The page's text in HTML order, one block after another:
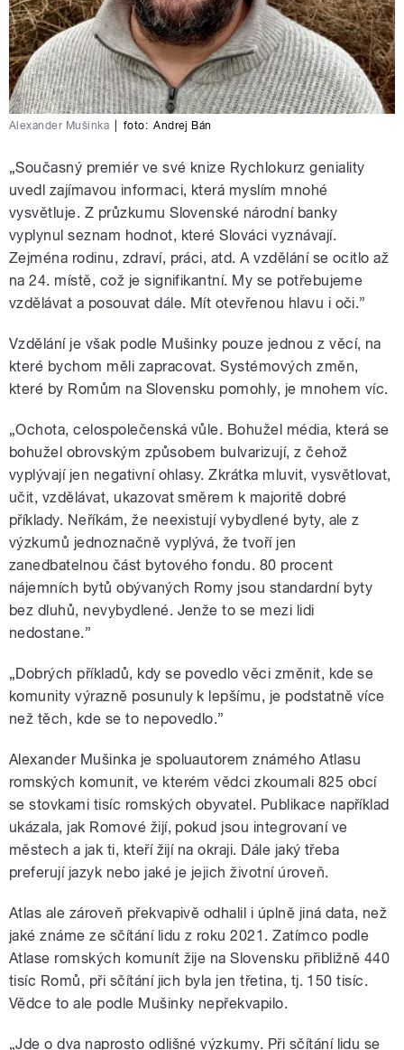
Alexander Mušinka foto: Andrej Bán
„Současný premiér ve své knize Rychlokurz geniality
uvedl zajímavou informaci, která myslím mnohé
vysvětluje. Z průzkumu Slovenské národní banky
vyplynul seznam hodnot, které Slováci vyznávají.
Zejména rodinu, zdraví, práci, atd. A vzdělání se ocitlo až
na 24. místě, což je signifikantní. My se potřebujeme
vzdělávat a posouvat dále. Mít otevřenou hlavu i oči.”
Vzdělání je však podle Mušinky pouze jednou z věcí, na
které bychom měli zapracovat. Systémových změn,
které by Romům na Slovensku pomohly, je mnohem víc.
„Ochota, celospolečenská vůle. Bohužel média, která se
bohužel obrovským způsobem bulvarizují, z čehož
vyplývají jen negativní ohlasy. Zkrátka mluvit, vysvětlovat,
učit, vzdělávat, ukazovat směrem k majoritě dobré
příklady. Neříkám, že neexistují vybydlené byty, ale z
výzkumů jednoznačně vyplývá, že tvoří jen
zanedbatelnou část bytového fondu. 80 procent
nájemních bytů obývaných Romy jsou standardní byty
bez dluhů, nevybydlené. Jenže to se mezi lidi
nedostane.”
„Dobrých příkladů, kdy se povedlo věci změnit, kde se
komunity výrazně posunuly k lepšímu, je podstatně více
než těch, kde se to nepovedlo.”
Alexander Mušinka je spoluautorem známého Atlasu
romských komunit, ve kterém vědci zkoumali 825 obcí
se stovkami tisíc romských obyvatel. Publikace například
ukázala, jak Romové žijí, pokud jsou integrovaní ve
městech a jak ti, kteří žijí na okraji. Dále jaký třeba
preferují jazyk nebo jaké je jejich životní úroveň.
Atlas ale zároveň překvapivě odhalil i úplně jiná data, než
jaké známe ze sčítání lidu z roku 2021. Zatímco podle
Atlase romských komunít žije na Slovensku přibližně 440
tisíc Romů, při sčítání jich byla jen třetina, tj. 150 tisíc.
Vědce to ale podle Mušinky nepřekvapilo.
„Jde o dva naprosto odlišné výzkumy. Při sčítání lidu se